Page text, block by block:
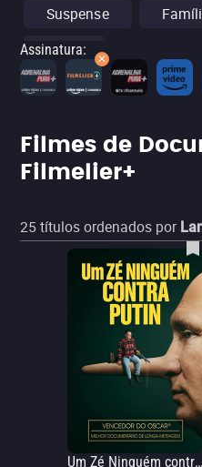
Suspense
Show
Assinatura:
Filmes de
Filmelier+
25títulos ordenados por
Um Zé Ninguém contra Putin